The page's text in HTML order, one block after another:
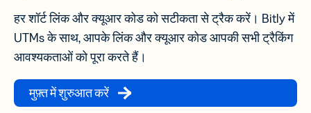
हर शॉर्ट लिंक और क्यूआर कोड को सटीकता से ट्रैक करें। Bitly में
UTMs के साथ, आपके लिंक और क्यूआर कोड आपकी सभी ट्रैकिंग
आवश्यकताओं को पूरा करते हैं।
मुफ़्त में शुरुआत करें